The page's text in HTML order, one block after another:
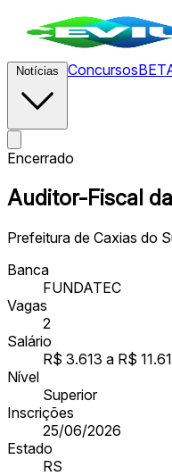
Concursos
Encerrado
Auditor-Fiscal
Prefeitura de Caxias do
Banca
FUNDATEC
Vagas
2
Salário
R$ 3.613 a R$
Nível
Superior
Inscrições
25/06/2026
Estado
RS